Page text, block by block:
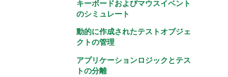
キーボードおよびマウスイベント
のシミュレート
動的に作成されたテストオブジェ
クトの管理
アプリケーションロジックとテス
トの分離